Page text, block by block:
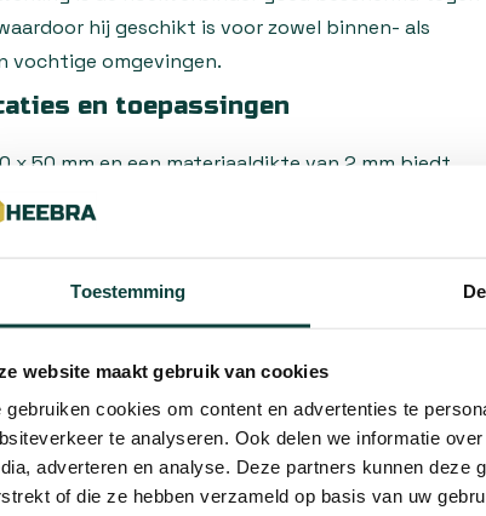
Toestemming
website maakt gebruik van cookies
gebruiken cookies om content en advertenties te
te analyseren. Ook delen we informatie
adverteren en analyse. Deze partners kunnen deze
of die ze hebben verzameld op basis van uw
hij geschikt is voor zowel binnen- als
vochtige omgevingen.
en toepassingen
x 50 mm en een materiaaldikte van 2 mm biedt
balans tussen stevigheid en praktisch gebruik. De
de hoekverbinding bestand is tegen belasting
de compacte afmetingen flexibel inzetbaar
u nu een houten frame wilt verstevigen, een
of regelwerk in een dakconstructie of
verzinkte stoelhoek levert de nodige
is het belangrijk om de juiste